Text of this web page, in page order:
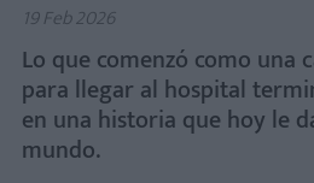
19 Feb 2026
Lo que comenzó como
para llegar al hospital
en una historia que hoy le
mundo.